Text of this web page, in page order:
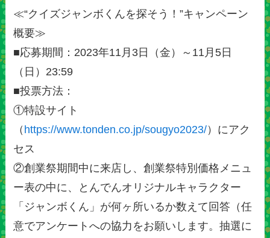
≪“クイズジャンボくんを探そう！”キャンペーン
概要≫
■応募期間：2023年11月3日（金）～11月5日
（日）23:59
■投票方法：
①特設サイト
（ https://www.tonden.co.jp/sougyo2023/）にアク
セス
②創業祭期間中に来店し、創業祭特別価格メニュ
ー表の中に、とんでんオリジナルキャラクター
「ジャンボくん」が何ヶ所いるか数えて回答（任
意でアンケートへの協力をお願いします。抽選に